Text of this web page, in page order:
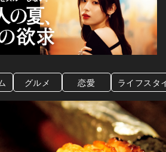
グルメ 恋愛 ライフスタ